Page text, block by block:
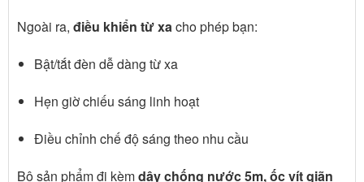
Ngoài ra, điều khiển từ xacho phép bạn:
Bật/tắt đèn dễ dàng từ xa
Hẹn giờ chiếu sáng linh hoạt
Điều chỉnh chế độ sáng theo nhu cầu
Bộ sản phẩm đi kèmdây chống nước 5m, ốc vít giãn